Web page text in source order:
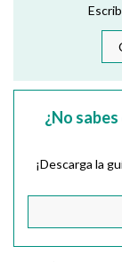
¿No
¡Descarga la